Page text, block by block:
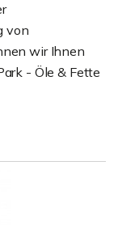
von
wir Ihnen
- Öle & Fette